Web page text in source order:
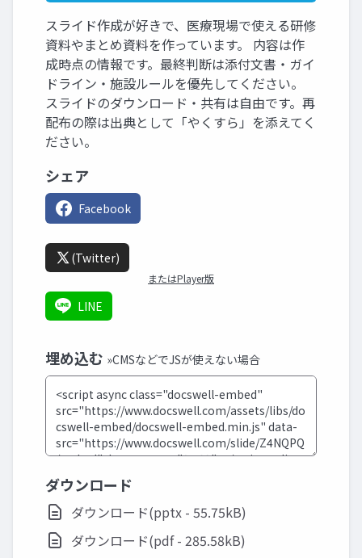
スライド作成が好きで、医療現場で使える研修
資料やまとめ資料を作っています。 内容は作
成時点の情報です。最終判断は添付文書・ガイ
ドライン・施設ルールを優先してください。
スライドのダウンロード・共有は自由です。再
配布の際は出典として「やくすら」を添えてく
ださい。
シェア
Facebook
(Twitter)
またはPlayer版
LINE
埋め込む »CMSなどでJSが使えない場合
ダウンロード
ダウンロード(pptx - 55.75kB)
ダウンロード(pdf - 285.58kB)